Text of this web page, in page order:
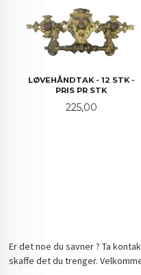
LØVEHÅNDTAK - 12 STK -
PRIS PR STK
Pris
225,00
Er det noe du savner ? Ta
skaffe det du trenger.